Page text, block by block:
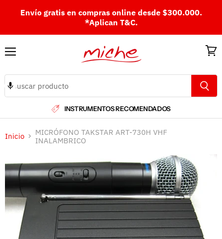
Envío gratis en compras online desde $300.000.
*Aplican T&C.
INSTRUMENTOS RECOMENDADOS
Inicio
MICRÓFONO TAKSTAR ART-730H VHF
INALAMBRICO